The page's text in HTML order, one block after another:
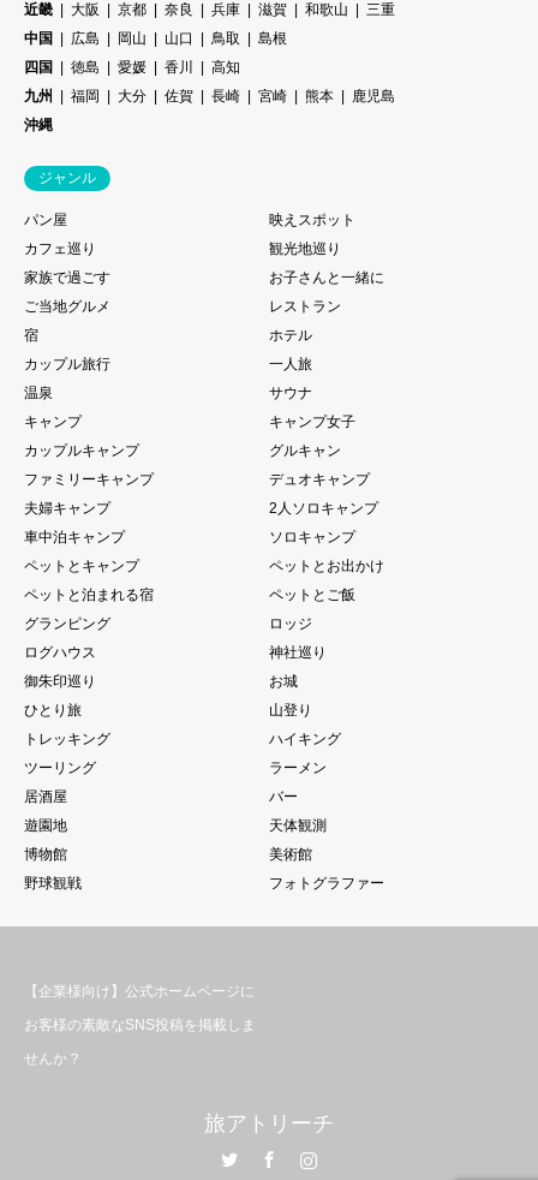
近畿
大阪 京都 奈良 兵庫 滋賀 和歌山
三重
中国
広島 岡山 山口 鳥取
島根
四国
徳島 愛媛 香川
高知
九州
福岡 大分 佐賀 長崎 宮崎 熊本
鹿児島
沖縄
ジャンル
パン屋
映えスポット
カフェ巡り
観光地巡り
家族で過ごす
お子さんと一緒に
ご当地グルメ
レストラン
宿
ホテル
カップル旅行
一人旅
温泉
サウナ
キャンプ
キャンプ女子
カップルキャンプ
グルキャン
ファミリーキャンプ
デュオキャンプ
夫婦キャンプ
2人ソロキャンプ
車中泊キャンプ
ソロキャンプ
ペットとキャンプ
ペットとお出かけ
ペットと泊まれる宿
ペットとご飯
グランピング
ロッジ
ログハウス
神社巡り
御朱印巡り
お城
ひとり旅
山登り
トレッキング
ハイキング
ツーリング
ラーメン
居酒屋
バー
遊園地
天体観測
博物館
美術館
野球観戦
フォトグラファー
【企業様向け】公式ホームページに
お客様の素敵なSNS投稿を掲載しま
せんか？
旅アトリーチ